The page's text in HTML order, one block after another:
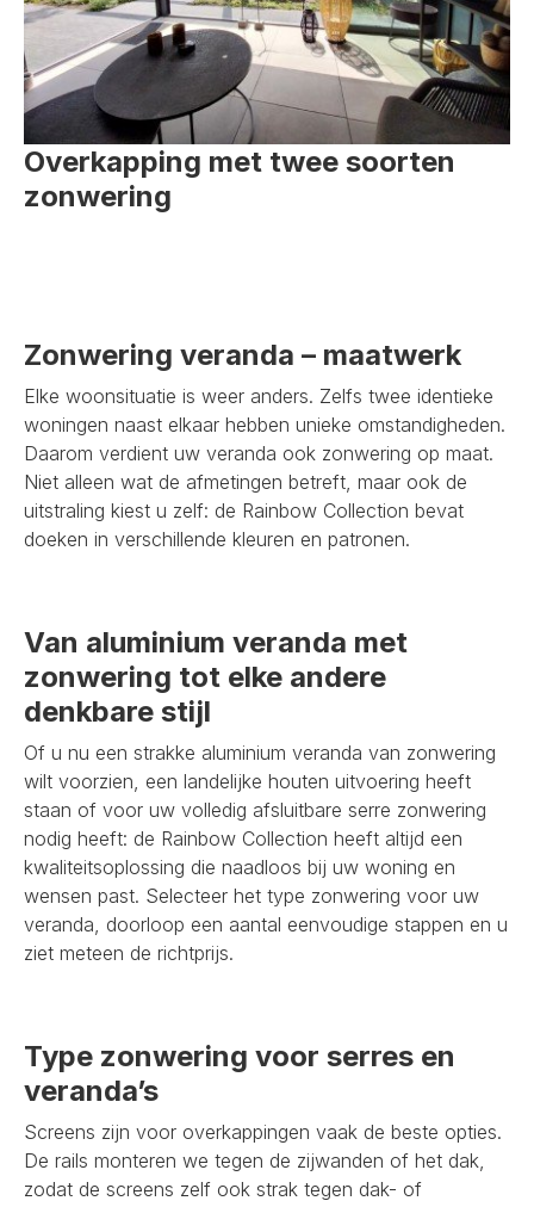
Overkapping met twee soorten
zonwering
Zonwering veranda – maatwerk
Elke woonsituatie is weer anders. Zelfs twee identieke
woningen naast elkaar hebben unieke omstandigheden.
Daarom verdient uw veranda ook zonwering op maat.
Niet alleen wat de afmetingen betreft, maar ook de
uitstraling kiest u zelf: de Rainbow Collection bevat
doeken in verschillende kleuren en patronen.
Van aluminium veranda met
zonwering tot elke andere
denkbare stijl
Of u nu een strakke aluminium veranda van zonwering
wilt voorzien, een landelijke houten uitvoering heeft
staan of voor uw volledig afsluitbare serre zonwering
nodig heeft: de Rainbow Collection heeft altijd een
kwaliteitsoplossing die naadloos bij uw woning en
wensen past. Selecteer het type zonwering voor uw
veranda, doorloop een aantal eenvoudige stappen en u
ziet meteen de richtprijs.
Type zonwering voor serres en
veranda’s
Screens zijn voor overkappingen vaak de beste opties.
De rails monteren we tegen de zijwanden of het dak,
zodat de screens zelf ook strak tegen dak- of